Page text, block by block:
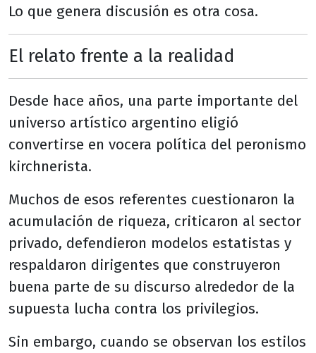
Lo que genera discusión es otra cosa.
El relato frente a la realidad
Desde hace años, una parte importante del
universo artístico argentino eligió
convertirse en vocera política del peronismo
kirchnerista.
Muchos de esos referentes cuestionaron la
acumulación de riqueza, criticaron al sector
privado, defendieron modelos estatistas y
respaldaron dirigentes que construyeron
buena parte de su discurso alrededor de la
supuesta lucha contra los privilegios.
Sin embargo, cuando se observan los estilos